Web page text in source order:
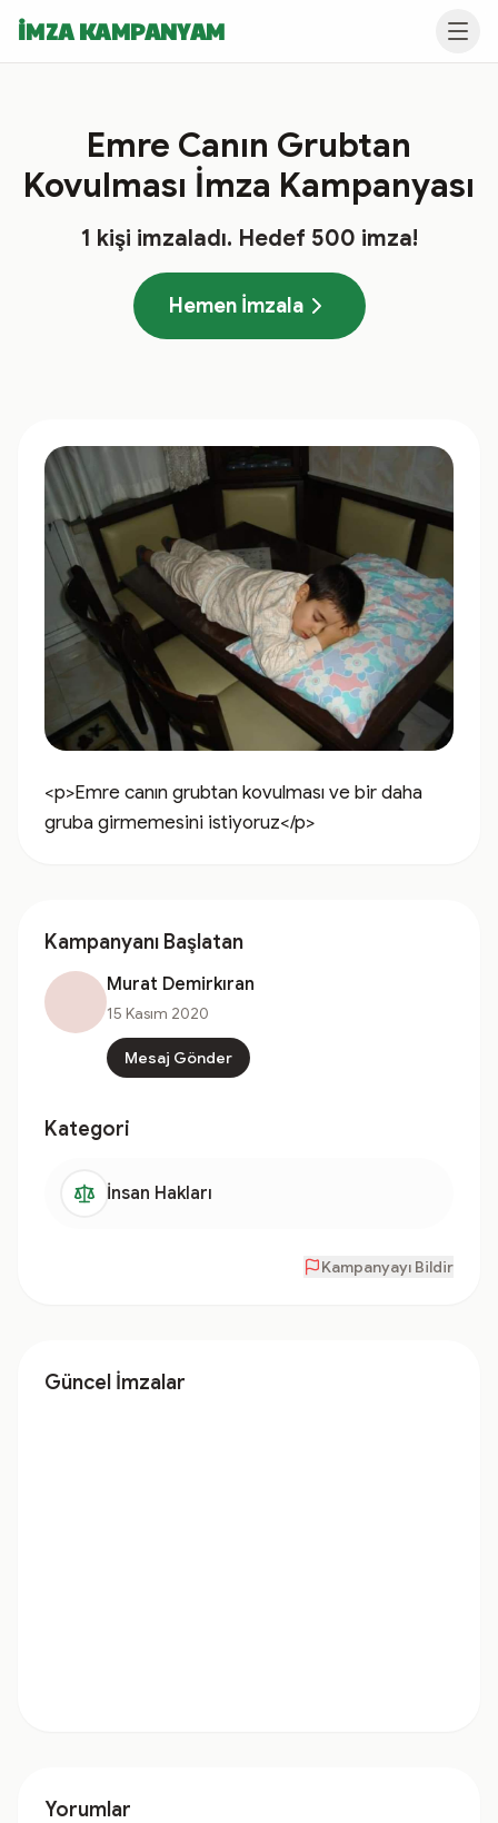
İMZA KAMPANYAM
Emre Canın Grubtan
Kovulması İmza Kampanyası
1 kişi imzaladı. Hedef 500 imza!
Hemen İmzala
<p>Emre canın grubtan kovulması ve bir daha
gruba girmemesini istiyoruz</p>
Kampanyanı Başlatan
Murat Demirkıran
15 Kasım 2020
Mesaj Gönder
Kategori
İnsan Hakları
Kampanyayı Bildir
Güncel İmzalar
Yorumlar